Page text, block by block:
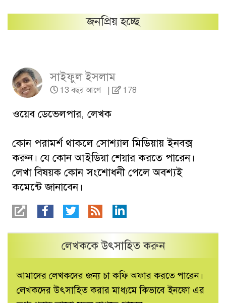
জনপ্রিয় হচ্ছে
সাইফুল ইসলাম
13 বছর আগে | 178
ওয়েব ডেভেলপার, লেখক
কোন পরামর্শ থাকলে সোশ্যাল মিডিয়ায় ইনবক্স
করুন। যে কোন আইডিয়া শেয়ার করতে পারেন।
লেখা বিষয়ক কোন সংশোধনী পেলে অবশ্যই
কমেন্টে জানাবেন।
লেখককে উৎসাহিত করুন
আমাদের লেখকদের জন্য চা কফি অফার করতে পারেন।
লেখকদের উৎসাহিত করার মাধ্যমে কিভাবে ইনফো এর